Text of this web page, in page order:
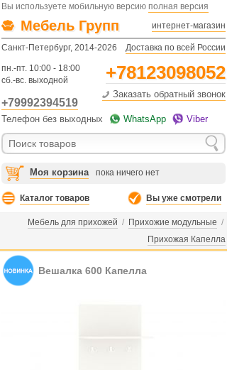
Вы используете мобильную версию полная версия
Мебель Групп интернет-магазин
Санкт-Петербург, 2014-2026 Доставка по всей России
пн.-пт. 10:00 - 18:00
сб.-вс. выходной
+78123098052
+79992394519
Заказать обратный звонок
Телефон без выходных WhatsApp Viber
Моя корзина пока ничего нет
Каталог товаров Вы уже смотрели
Мебель для прихожей / Прихожие модульные /
Прихожая Капелла
Вешалка 600 Капелла